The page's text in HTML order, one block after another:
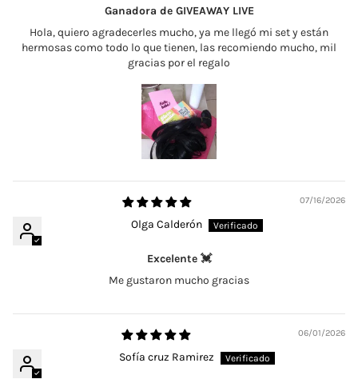
Ganadora de GIVEAWAY LIVE
Hola, quiero agradecerles mucho, ya me llegó mi set y están
hermosas como todo lo que tienen, las recomiendo mucho, mil
gracias por el regalo
07/16/2026
Olga Calderón
Excelente 💓
Me gustaron mucho gracias
06/01/2026
Sofía cruz Ramirez